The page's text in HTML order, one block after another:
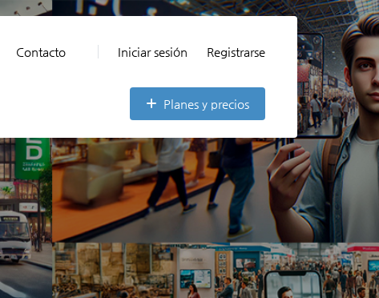
Contacto Iniciar sesión Registrarse
Planes y precios